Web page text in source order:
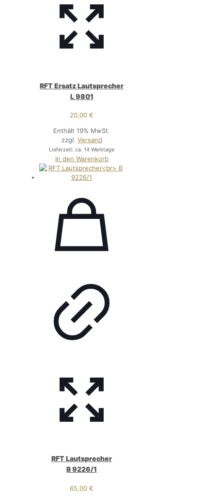
RFT Ersatz Lautsprecher
L 9801
20,00€
Enthält 19% MwSt.
zzgl. Versand
Lieferzeit: ca. 14 Werktage
In den Warenkorb
RFT Lautsprecher
B 9226/1
65,00€